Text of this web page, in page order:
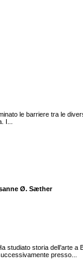
le barriere tra le
I...
Ø. Sæther
studiato storia dell’arte
presso...